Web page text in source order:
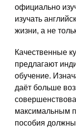
официально
изучать
жизни, а не
Качественные
предлагают
обучение.
даёт больше
максимальным
пособия